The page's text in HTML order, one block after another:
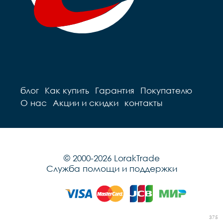
блог Как купить Гарантия
Покупателю
О нас
Акции и скидки контакты
© 2000-2026 LorakTrade
Служба помощи и поддержки
375